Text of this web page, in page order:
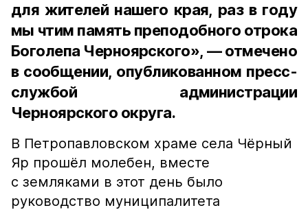
для жителей нашего края, раз в году
мы чтим память преподобного отрока
Боголепа Черноярского», — отмечено
в сообщении, опубликованном пресс-
службой администрации
Черноярского округа.
В Петропавловском храме села Чёрный
Яр прошёл молебен, вместе
с земляками в этот день было
руководство муниципалитета